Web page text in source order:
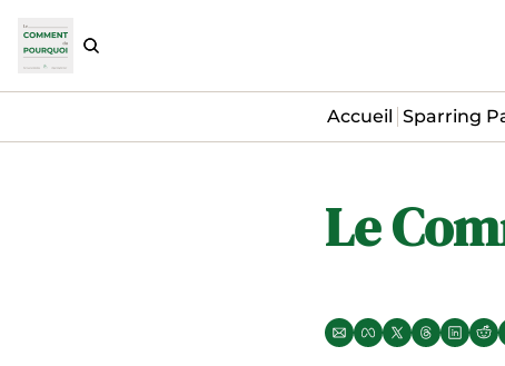
Accueil Sparring
Le